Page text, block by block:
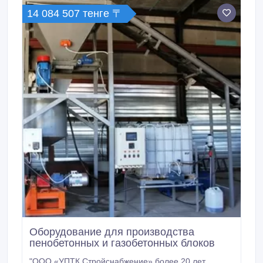
производителя.
14 084 507 тенге 〒
Оборудование для производства
пенобетонных и газобетонных блоков